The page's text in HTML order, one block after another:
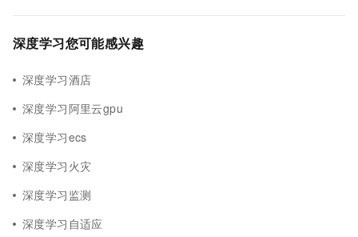
深度学习您可能感兴趣
深度学习酒店
深度学习阿里云gpu
深度学习ecs
深度学习火灾
深度学习监测
深度学习自适应